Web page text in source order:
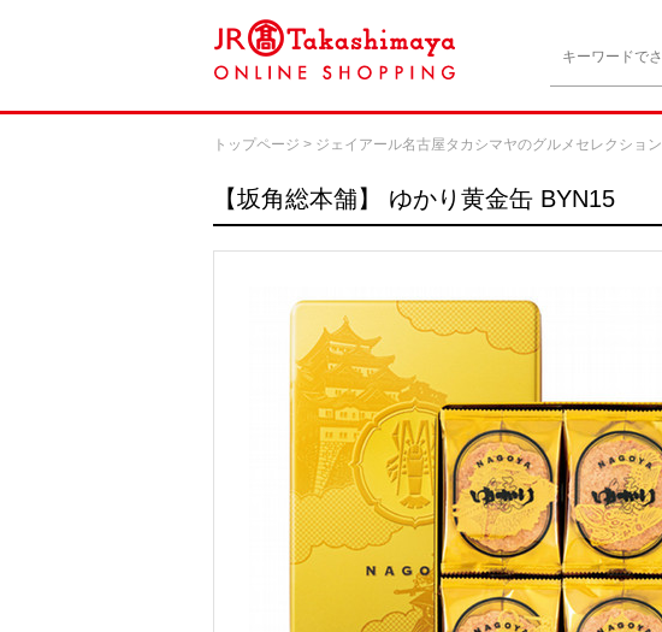
トップページ > ジェイアール名古屋タカシマヤのグルメセレクション
【坂角総本舗】 ゆかり黄金缶 BYN15